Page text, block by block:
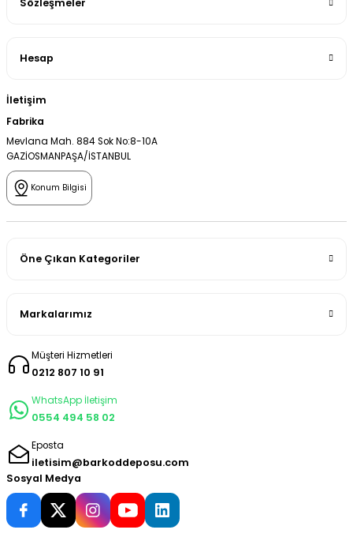
Sözleşmeler
Hesap
İletişim
Fabrika
Mevlana Mah. 884 Sok No:8-10A
GAZİOSMANPAŞA/İSTANBUL
Konum Bilgisi
Öne Çıkan Kategoriler
Markalarımız
Müşteri Hizmetleri
0212 807 10 91
WhatsApp İletişim
0554 494 58 02
Eposta
iletisim@barkoddeposu.com
Sosyal Medya